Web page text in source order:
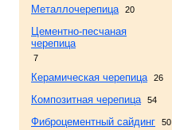
Металлочерепица 20
Цементно-песчаная
черепица
7
Керамическая черепица 26
Композитная черепица 54
Фиброцементный сайдинг 50